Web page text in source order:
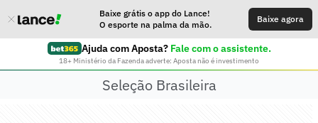
Baixe grátis o app do Lance!
O esporte na palma da mão.
Baixe agora
Ajuda com Aposta? Fale com o assistente.
18+ Ministério da Fazenda adverte: Aposta não é investimento
Seleção Brasileira